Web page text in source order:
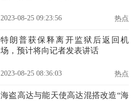
2023-08-25 09:23:56 热点
特朗普获保释离开监狱后返回机
场，预计将向记者发表讲话
2023-08-25 08:36:03 热点
海盗高达与能天使高达混搭改造“海